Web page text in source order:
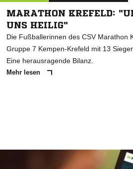
MARATHON KREFELD:
UNS HEILIG"
Die Fußballerinnen des CSV Marathon
Gruppe 7 Kempen-Krefeld mit 13
Eine herausragende Bilanz.
Mehr lesen